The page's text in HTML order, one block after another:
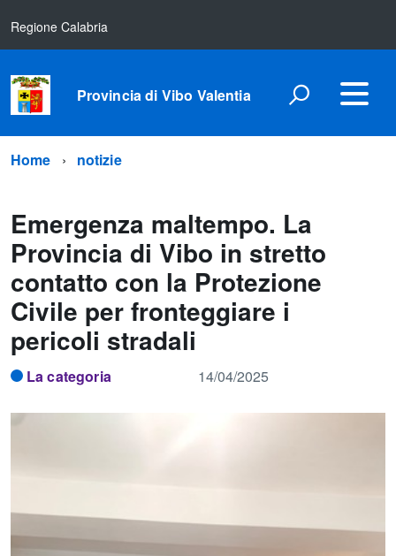
Regione Calabria
Provincia di Vibo Valentia
Home notizie
Emergenza maltempo. La
Provincia di Vibo in stretto
contatto con la Protezione
Civile per fronteggiare i
pericoli stradali
La categoria 14/04/2025